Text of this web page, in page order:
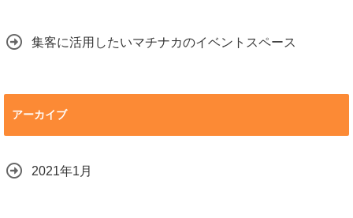
集客に活用したいマチナカのイベントスペース
アーカイブ
2021年1月